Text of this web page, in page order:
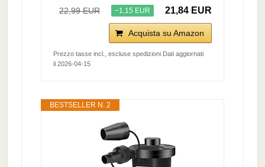
22,99 EUR −1,15 EUR 21,84 EUR
Acquista su Amazon
Prezzo tasse incl., escluse spedizioni Dati aggiornati
il 2026-04-15
BESTSELLER N. 2